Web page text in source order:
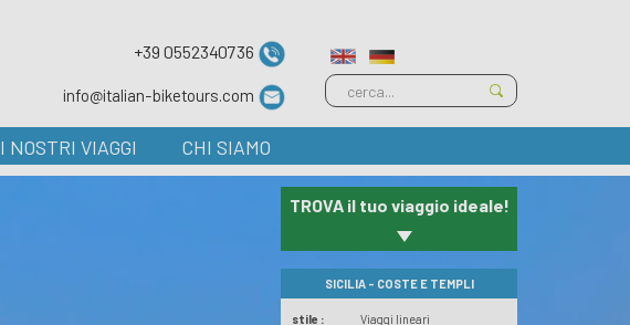
+39 0552340736
info@italian-biketours.com
I NOSTRI VIAGGI CHI SIAMO
TROVA il tuo viaggio ideale!
SICILIA - COSTE E TEMPLI
stile :
Viaggi lineari